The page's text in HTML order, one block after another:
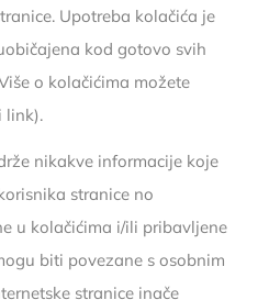
Upotreba kolačića je
kod gotovo svih
o kolačićima možete
link).
nikakve informacije koje
stranice no
u kolačićima i/ili pribavljene
biti povezane s osobnim
stranice inače